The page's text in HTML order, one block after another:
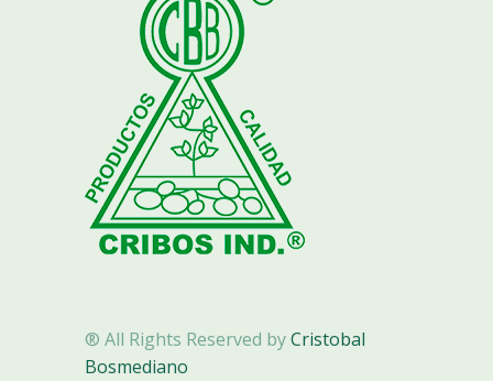
® All Rights Reserved byCristobal
Bosmediano